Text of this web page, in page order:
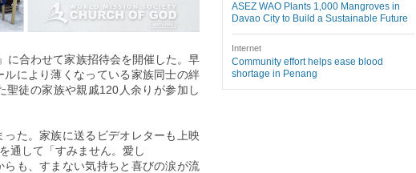
に合わせて家族招待会を開催した。早
により薄くなっている家族同士の絆
聖徒の家族や親戚120人余りが参加し
た。家族に送るビデオレターも上映
通して「すみません。愛し
も、すまない気持ちと喜びの涙が流
ASEZ WAO Plants 1,000 Mangroves in
Davao City to Build a Sustainable Future
Internet
Community effort helps ease blood
shortage in Penang